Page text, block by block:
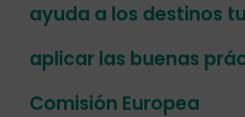
ayuda a los destinos
aplicar las buenas
Comisión Europea